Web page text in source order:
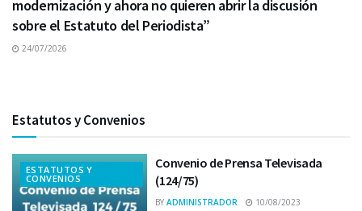
modernización y ahora no quieren abrir la discusión
sobre el Estatuto del Periodista”
24/07/2026
Estatutos y Convenios
ESTATUTOS Y
CONVENIOS
Convenio de Prensa Televisada
(124/75)
BY ADMINISTRADOR 10/08/2023